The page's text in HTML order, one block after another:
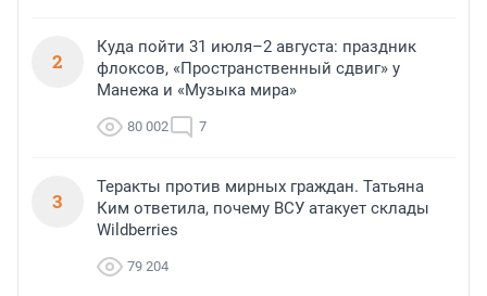
2
Куда пойти 31 июля–2 августа: праздник
флоксов, «Пространственный сдвиг» у
Манежа и «Музыка мира»
80 002 7
3
Теракты против мирных граждан. Татьяна
Ким ответила, почему ВСУ атакует склады
Wildberries
79 204